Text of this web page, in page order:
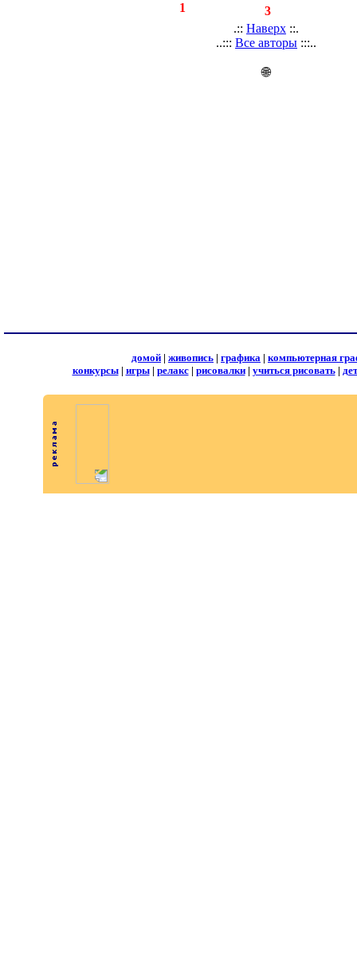
1
3
.:: Наверх ::.
..::: Все авторы :::..
🌐
домой | живопись | графика | компьютерная
конкурсы| игры| релакс| рисовалки| учиться рисовать|